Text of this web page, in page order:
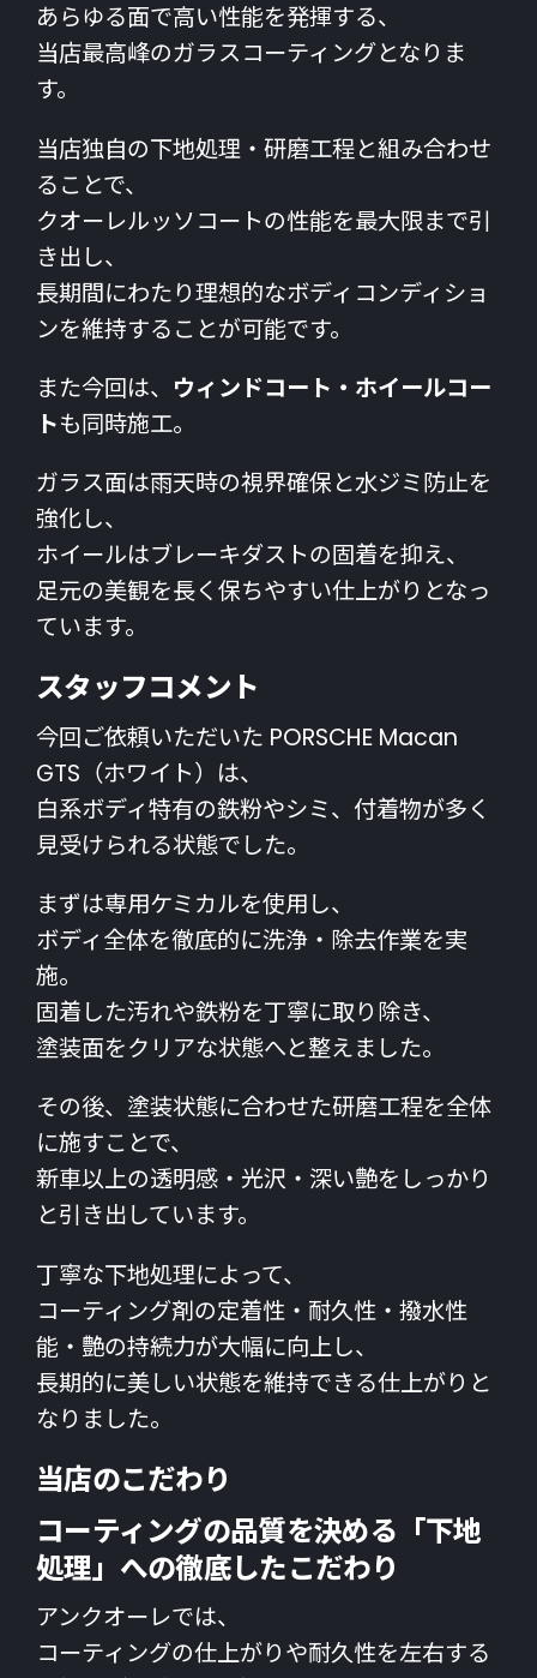
あらゆる面で高い性能を発揮する、
当店最高峰のガラスコーティングとなりま
す。
当店独自の下地処理・研磨工程と組み合わせ
ることで、
クオーレルッソコートの性能を最大限まで引
き出し、
長期間にわたり理想的なボディコンディショ
ンを維持することが可能です。
また今回は、 ウィンドコート・ホイールコー
トも同時施工。
ガラス面は雨天時の視界確保と水ジミ防止を
強化し、
ホイールはブレーキダストの固着を抑え、
足元の美観を長く保ちやすい仕上がりとなっ
ています。
スタッフコメント
今回ご依頼いただいた PORSCHE Macan
GTS（ホワイト）は、
白系ボディ特有の鉄粉やシミ、付着物が多く
見受けられる状態でした。
まずは専用ケミカルを使用し、
ボディ全体を徹底的に洗浄・除去作業を実
施。
固着した汚れや鉄粉を丁寧に取り除き、
塗装面をクリアな状態へと整えました。
その後、塗装状態に合わせた研磨工程を全体
に施すことで、
新車以上の透明感・光沢・深い艶をしっかり
と引き出しています。
丁寧な下地処理によって、
コーティング剤の定着性・耐久性・撥水性
能・艶の持続力が大幅に向上し、
長期的に美しい状態を維持できる仕上がりと
なりました。
当店のこだわり
コーティングの品質を決める「下地
処理」への徹底したこだわり
アンクオーレでは、
コーティングの仕上がりや耐久性を左右する